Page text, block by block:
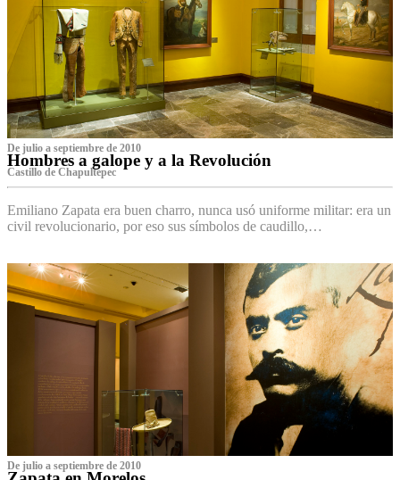
De julio a septiembre de 2010
Hombres a galope y a la Revolución
Castillo de Chapultepec
Emiliano Zapata era buen charro, nunca usó uniforme militar: era un
civil revolucionario, por eso sus símbolos de caudillo,…
De julio a septiembre de 2010